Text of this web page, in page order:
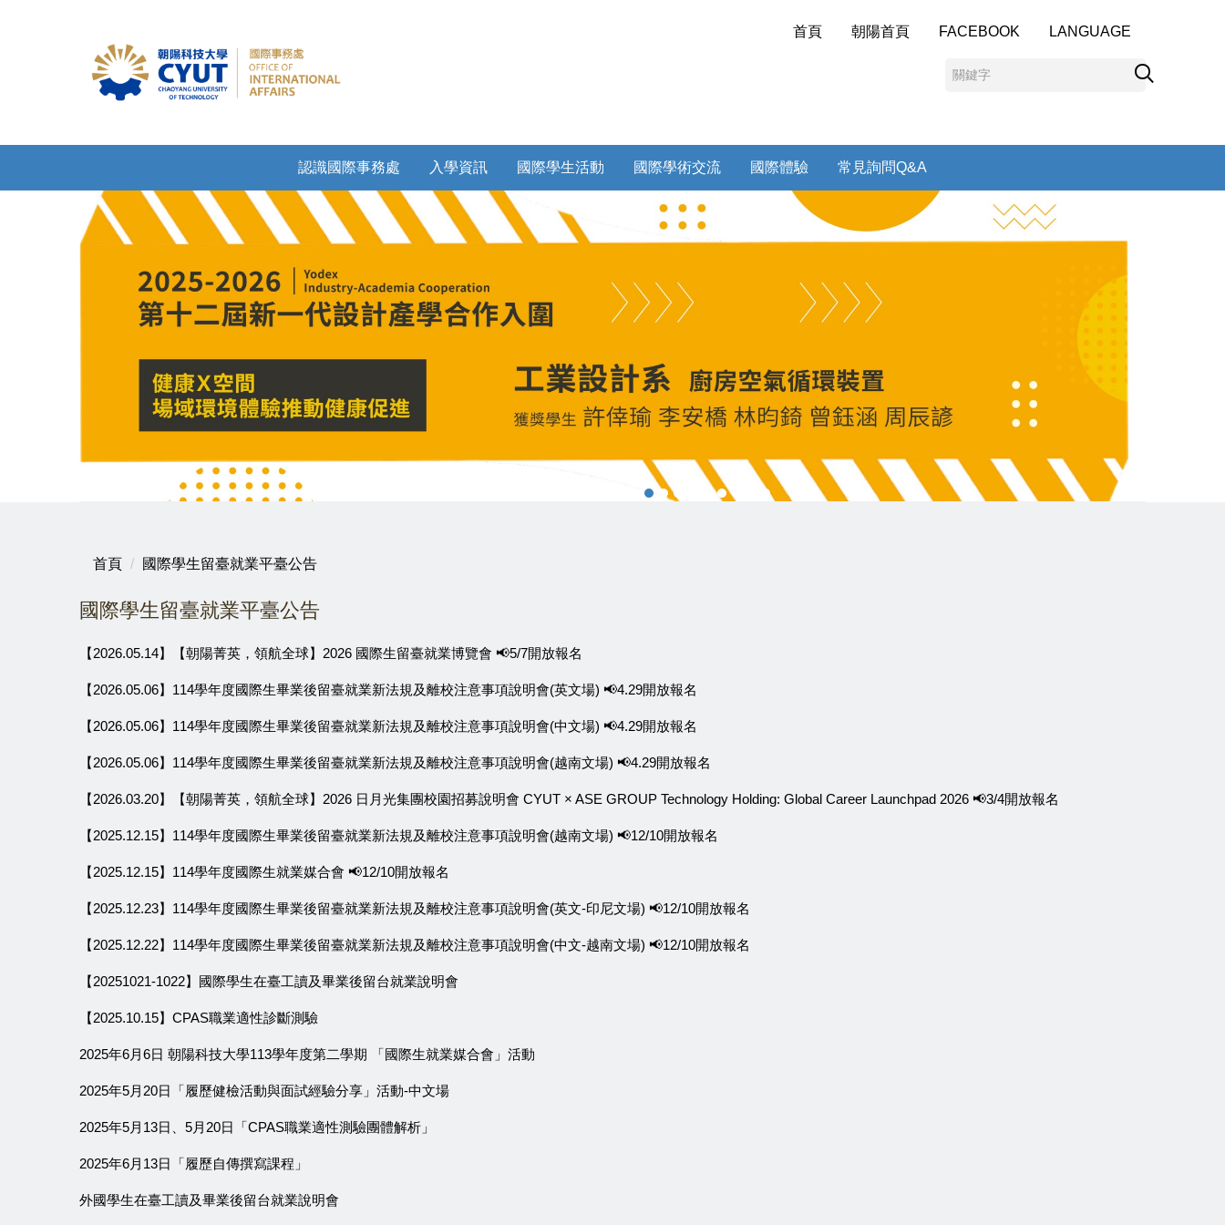
首頁 朝陽首頁 FACEBOOK LANGUAGE
認識國際事務處 入學資訊 國際學生活動 國際學術交流 國際體驗 常見詢問Q&A
首頁 國際學生留臺就業平臺公告
國際學生留臺就業平臺公告
【2026.05.14】【朝陽菁英，領航全球】2026 國際生留臺就業博覽會 📢5/7開放報名
【2026.05.06】114學年度國際生畢業後留臺就業新法規及離校注意事項說明會(英文場) 📢4.29開放報名
【2026.05.06】114學年度國際生畢業後留臺就業新法規及離校注意事項說明會(中文場) 📢4.29開放報名
【2026.05.06】114學年度國際生畢業後留臺就業新法規及離校注意事項說明會(越南文場) 📢4.29開放報名
【2026.03.20】【朝陽菁英，領航全球】2026 日月光集團校園招募說明會 CYUT × ASE GROUP Technology Holding: Global Career Launchpad 2026 📢3/4開放報名
【2025.12.15】114學年度國際生畢業後留臺就業新法規及離校注意事項說明會(越南文場) 📢12/10開放報名
【2025.12.15】114學年度國際生就業媒合會 📢12/10開放報名
【2025.12.23】114學年度國際生畢業後留臺就業新法規及離校注意事項說明會(英文-印尼文場) 📢12/10開放報名
【2025.12.22】114學年度國際生畢業後留臺就業新法規及離校注意事項說明會(中文-越南文場) 📢12/10開放報名
【20251021-1022】國際學生在臺工讀及畢業後留台就業說明會
【2025.10.15】CPAS職業適性診斷測驗
2025年6月6日 朝陽科技大學113學年度第二學期 「國際生就業媒合會」活動
2025年5月20日「履歷健檢活動與面試經驗分享」活動-中文場
2025年5月13日、5月20日「CPAS職業適性測驗團體解析」
2025年6月13日「履歷自傳撰寫課程」
外國學生在臺工讀及畢業後留台就業說明會